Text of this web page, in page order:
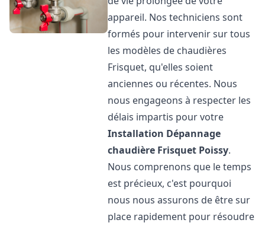
appareil. Nos techniciens sont
formés pour intervenir sur tous
les modèles de chaudières
Frisquet, qu'elles soient
anciennes ou récentes. Nous
nous engageons à respecter les
délais impartis pour votre
Installation Dépannage
chaudière Frisquet Poissy.
Nous comprenons que le temps
est précieux, c'est pourquoi
nous nous assurons de être sur
place rapidement pour résoudre